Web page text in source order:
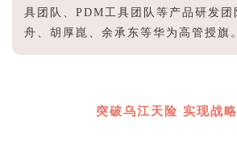
具团队、PDM工具团队等产品研发团
舟、胡厚崑、余承东等华为高管授旗。
突破乌江天险 实现战